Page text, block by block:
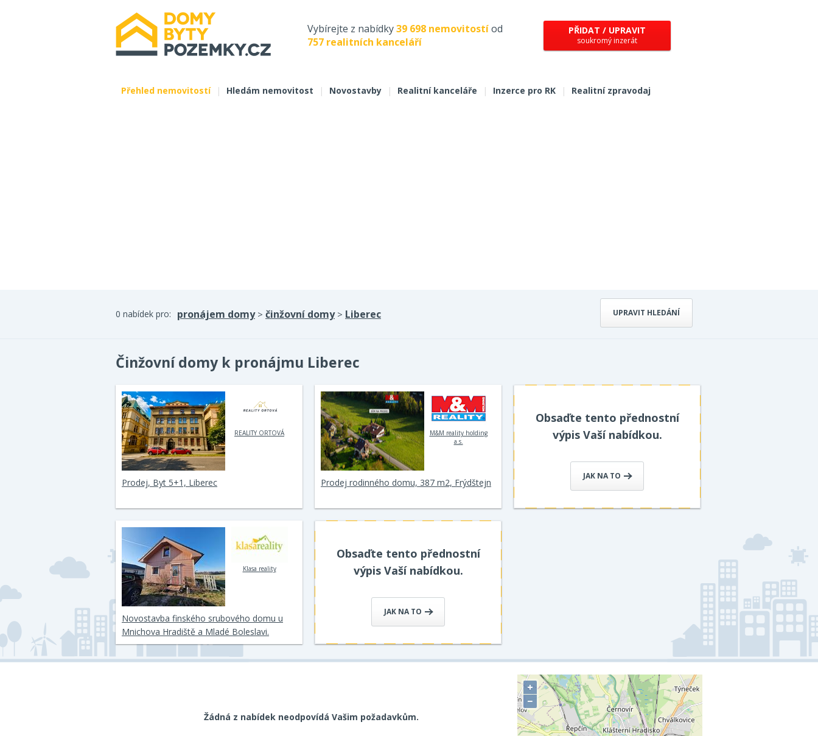
Vybírejte z nabídky39 698 nemovitostíod
757 realitních kanceláří
PŘIDAT / UPRAVIT
soukromý inzerát
Přehled nemovitostí | Hledám nemovitost | Novostavby | Realitní kanceláře | Inzerce pro RK | Realitní zpravodaj
UPRAVIT HLEDÁNÍ
0 nabídek pro: pronájem domy> činžovní domy> Liberec
Činžovní domy k pronájmu Liberec
REALITY ORTOVÁ
Prodej, Byt 5+1, Liberec
M&M reality holding
a.s.
Prodej rodinného domu, 387 m2, Frýdštejn
Obsaďte tento přednostní
výpis Vaší nabídkou.
JAK NA TO
Klasa reality
Novostavba finského srubového domu u
Mnichova Hradiště a Mladé Boleslavi.
Obsaďte tento přednostní
výpis Vaší nabídkou.
JAK NA TO
Žádná z nabídek neodpovídá Vašim požadavkům.
+
−